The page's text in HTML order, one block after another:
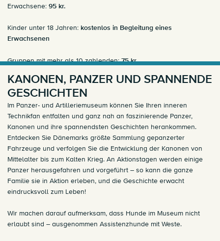
Erwachsene: 95 kr.
Kinder unter 18 Jahren: kostenlos in Begleitung eines
Erwachsenen
Gruppen mit mehr als 10 zahlenden:75 kr.
14-Tages-Ticket / Jahreskarte für die Vardemuseen:349 kr. / 449
kr. / 649 kr. Online Kaufen
KANONEN, PANZER UND SPANNENDE
GESCHICHTEN
Im Panzer- und Artilleriemuseum können Sie Ihren inneren
Technikfan entfalten und ganz nah an faszinierende Panzer,
Kanonen und ihre spannendsten Geschichten herankommen.
Entdecken Sie Dänemarks größte Sammlung gepanzerter
Fahrzeuge und verfolgen Sie die Entwicklung der Kanonen von
Mittelalter bis zum Kalten Krieg. An Aktionstagen werden einige
Panzer herausgefahren und vorgeführt – so kann die ganze
Familie sie in Aktion erleben, und die Geschichte erwacht
eindrucksvoll zum Leben!
Wir machen darauf aufmerksam, dass Hunde im Museum nicht
erlaubt sind – ausgenommen Assistenzhunde mit Weste.